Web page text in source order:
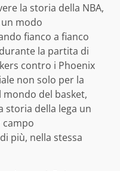
la storia della NBA,
modo
fianco a fianco
la partita di
contro i Phoenix
non solo per la
mondo del basket,
storia della lega un
campo
più, nella stessa